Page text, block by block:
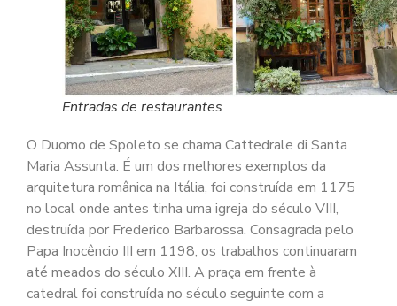
Entradas de restaurantes
O Duomo de Spoleto se chama Cattedrale di Santa
Maria Assunta. É um dos melhores exemplos da
arquitetura românica na Itália, foi construída em 1175
no local onde antes tinha uma igreja do século VIII,
destruída por Frederico Barbarossa. Consagrada pelo
Papa Inocêncio III em 1198, os trabalhos continuaram
até meados do século XIII. A praça em frente à
catedral foi construída no século seguinte com a